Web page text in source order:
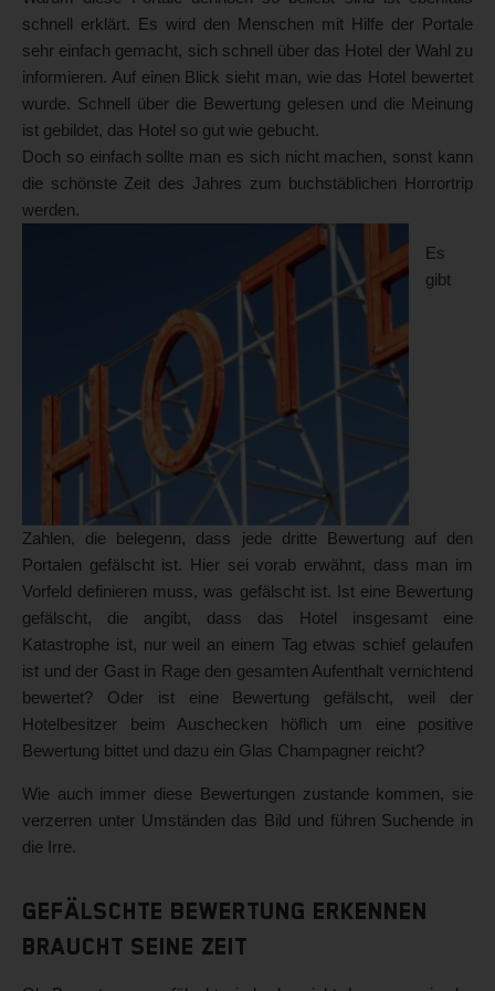
schnell erklärt. Es wird den Menschen mit Hilfe der Portale
sehr einfach gemacht, sich schnell über das Hotel der Wahl zu
informieren. Auf einen Blick sieht man, wie das Hotel bewertet
wurde. Schnell über die Bewertung gelesen und die Meinung
ist gebildet, das Hotel so gut wie gebucht.
Doch so einfach sollte man es sich nicht machen, sonst kann
die schönste Zeit des Jahres zum buchstäblichen Horrortrip
werden.
Es
gibt
Zahlen, die belegenn, dass jede dritte Bewertung auf den
Portalen gefälscht ist. Hier sei vorab erwähnt, dass man im
Vorfeld definieren muss, was gefälscht ist. Ist eine Bewertung
gefälscht, die angibt, dass das Hotel insgesamt eine
Katastrophe ist, nur weil an einem Tag etwas schief gelaufen
ist und der Gast in Rage den gesamten Aufenthalt vernichtend
bewertet? Oder ist eine Bewertung gefälscht, weil der
Hotelbesitzer beim Auschecken höflich um eine positive
Bewertung bittet und dazu ein Glas Champagner reicht?
Wie auch immer diese Bewertungen zustande kommen, sie
verzerren unter Umständen das Bild und führen Suchende in
die Irre.
Gefälschte Bewertung erkennen
braucht seine Zeit